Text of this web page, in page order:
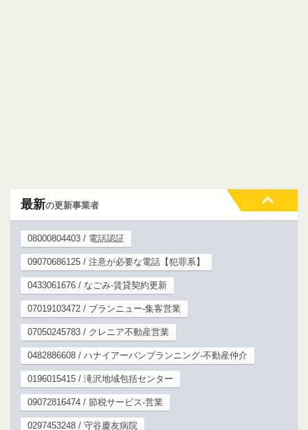
最新の更新事業者
08000804403 / 電話認証
09070686125 / 注意が必要な電話【犯罪系】
0433061676 / なごみ-賃貸契約更新
07019103472 / ブランニュー-集客営業
07050245783 / クレニア不動産営業
0482886608 / ハナイアーバンプランニング-不動産仲介
0196015415 / 滝沢地域包括センター
09072816474 / 節税サービス-営業
0297453248 / 守谷慶友病院